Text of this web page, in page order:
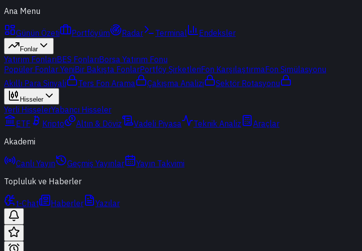
Ana Menu
Günün Özeti Portföyüm Radar Terminal Endeksler
Fonlar
Yatırım FonlarıBES FonlarıBorsa Yatırım Fonu
Popüler Fonlar YeniBir Bakışta FonlarPortföy ŞirketleriFon KarşılaştırmaFon Simülasyonu
Akıllı Para Sinyali
Ters Fon Arama Çakışma Analizi Sektör Rotasyonu
Hisseler
Yerli HisselerYabancı Hisseler
ETF
Kripto Altın & Döviz Vadeli Piyasa Teknik Analiz
Araçlar
Akademi
Canlı Yayın Geçmiş Yayınlar
Yayın Takvimi
Topluluk ve Haberler
t-Chat Haberler Yazılar